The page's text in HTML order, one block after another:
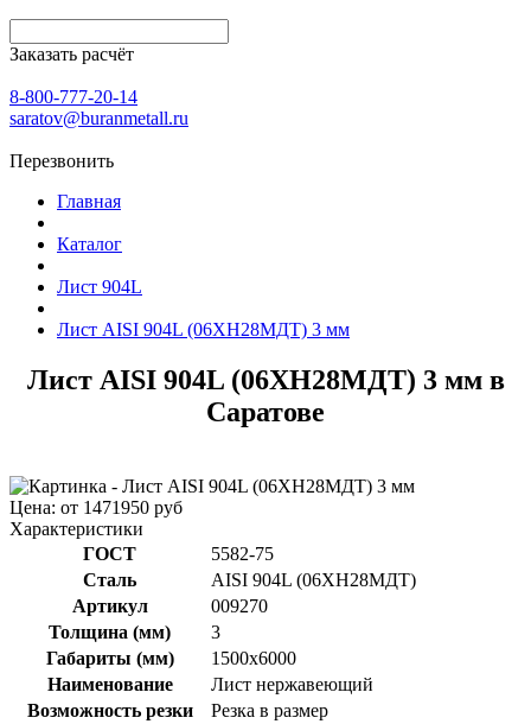
Заказать расчёт
8-800-777-20-14
saratov@buranmetall.ru
Перезвонить
Главная
Каталог
Лист 904L
Лист AISI 904L (06ХН28МДТ) 3 мм
Лист AISI 904L (06ХН28МДТ) 3 мм в
Саратове
Цена: от 1471950 руб
Характеристики
ГОСТ
5582-75
Сталь
AISI 904L (06ХН28МДТ)
Артикул
009270
Толщина (мм)
3
Габариты (мм)
1500х6000
Наименование
Лист нержавеющий
Возможность резки
Резка в размер